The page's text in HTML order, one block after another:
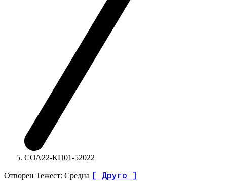
СОА22-КЦ01-52022
Отворен Тежест: Средна [ Друго ]